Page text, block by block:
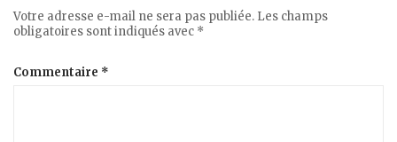
Votre adresse e-mail ne sera pas publiée. Les champs
obligatoires sont indiqués avec *
Commentaire *